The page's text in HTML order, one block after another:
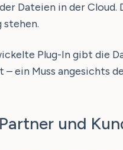
Dateien in der
Plug-In gibt die
ein Muss angesichts
und